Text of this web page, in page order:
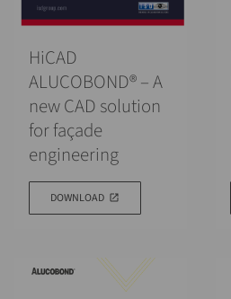
HiCAD
ALUCOBOND® – A
new CAD solution
for façade
engineering
DOWNLOAD